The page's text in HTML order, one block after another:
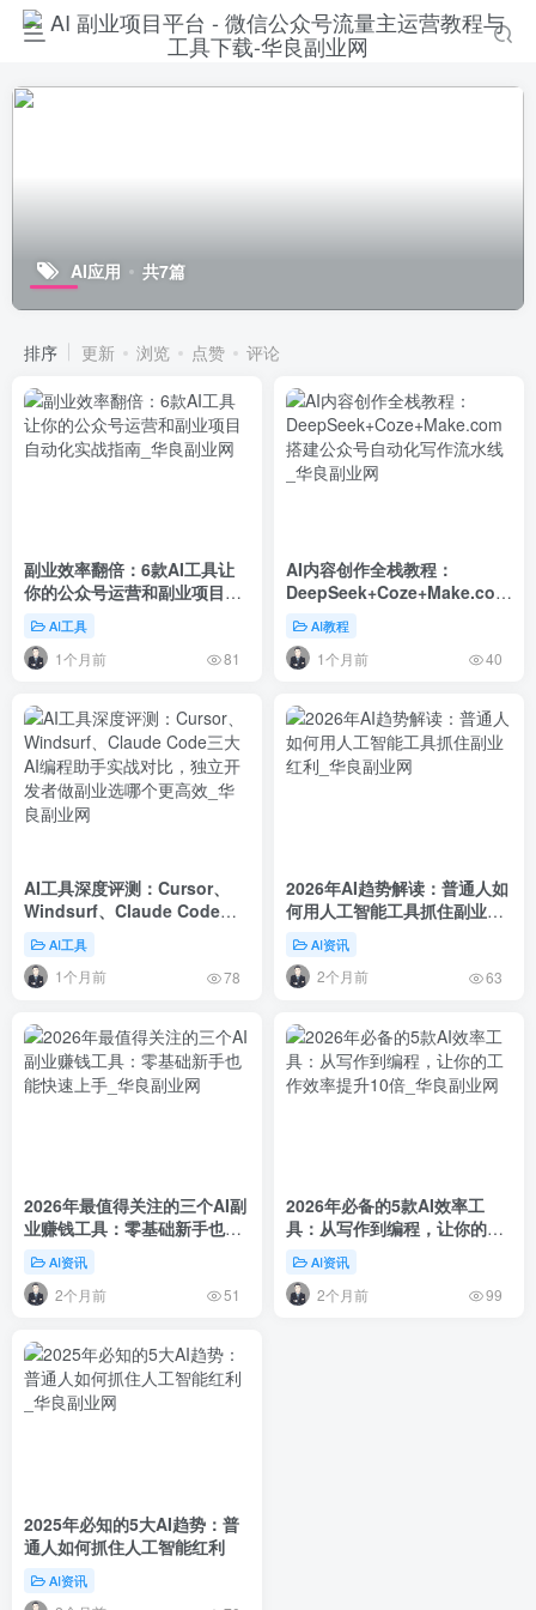
AI应用 共7篇
排序 更新 浏览 点赞 评论
副业效率翻倍：6款AI工具让
你的公众号运营和副业项目自
动化实战指南
AI工具
1个月前 81
AI内容创作全栈教程：
DeepSeek+Coze+Make.com
搭建公众号自动化写作流水线
AI教程
1个月前 40
AI工具深度评测：Cursor、
Windsurf、Claude Code三
开发者做副业选哪个更高效
AI工具
1个月前 78
2026年AI趋势解读：普通人如
何用人工智能工具抓住副业红
AI资讯
2个月前 63
2026年最值得关注的三个AI副
业赚钱工具：零基础新手也能
快速上手
AI资讯
2个月前 51
2026年必备的5款AI效率工
具：从写作到编程，让你的工
作效率提升10倍
AI资讯
2个月前 99
2025年必知的5大AI趋势：普
通人如何抓住人工智能红利
AI资讯